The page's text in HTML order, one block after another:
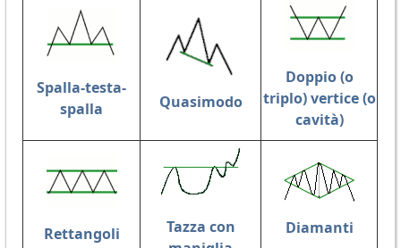
Spalla-testa-
spalla
Quasimodo
Doppio (o
triplo) vertice (o
cavità)
Rettangoli
Tazza con
Diamanti